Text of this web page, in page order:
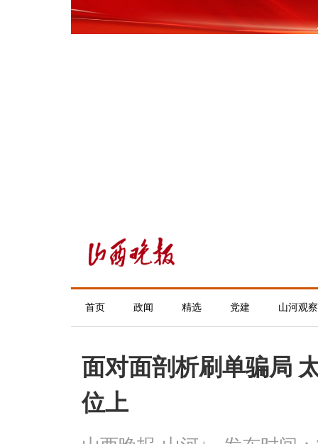
首页 政闻 精选 党建 山河观察
面对面剖析刷单骗局
位上